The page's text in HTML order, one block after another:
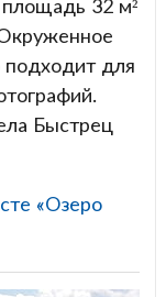
32 м²
подходит для
Быстрец
«Озеро